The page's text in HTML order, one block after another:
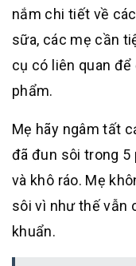
nắm chi tiết về
sữa, các mẹ cần
cụ có liên quan
phẩm.
Mẹ hãy ngâm tất
đã đun sôi trong 5
và khô ráo. Mẹ
sôi vì như thế vẫn
khuẩn.